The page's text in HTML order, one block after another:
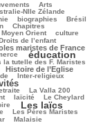
Arts
Nlle Zélande
biographies Brésil
Chapitres
Orient culture
de l’enfant
maristes de France
éducation
tutelle des F. Maristes
Histoire de l’Eglise
Inter-religieux
La Valla 200
laïcité Le Cheylard
Les laïcs
Les Pères Maristes
Malaisie